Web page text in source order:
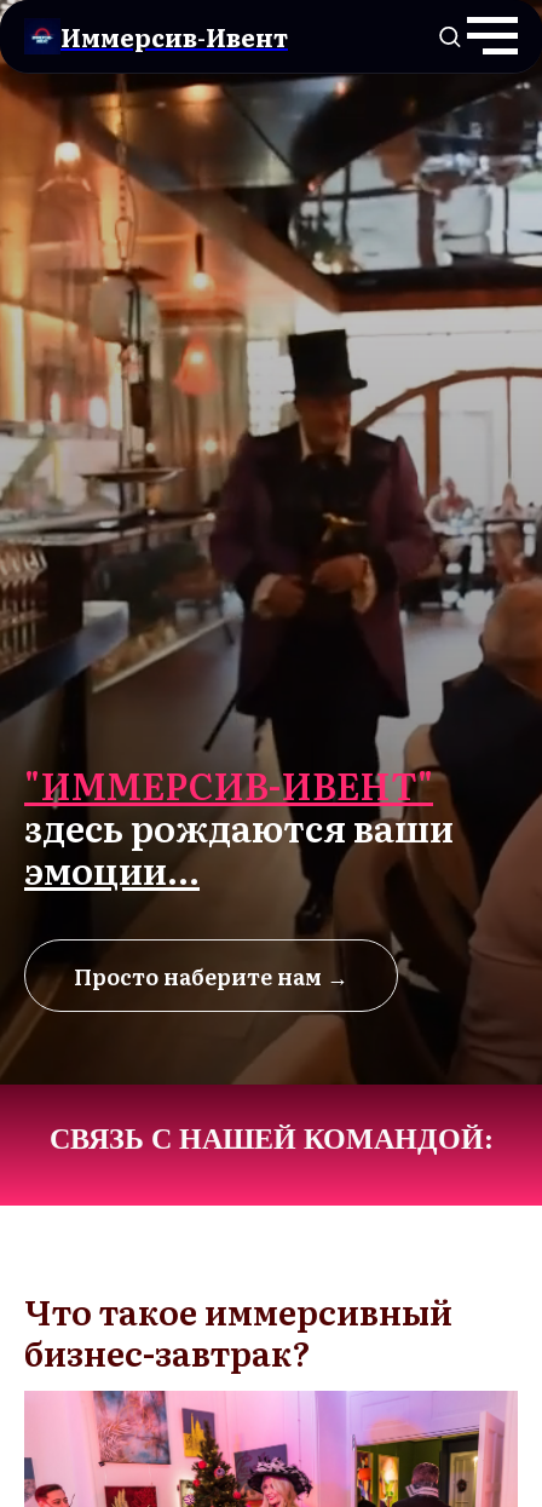
"ИММЕРСИВ-ИВЕНТ"
здесь рождаются ваши
эмоции...
Просто наберите нам →
СВЯЗЬ С НАШЕЙ КОМАНДОЙ:
Иммерсив-Ивент
Что такое иммерсивный
бизнес-завтрак?